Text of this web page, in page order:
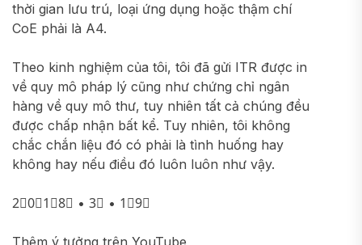
thời gian lưu trú, loại ứng dụng hoặc thậm chí
CoE phải là A4.
Theo kinh nghiệm của tôi, tôi đã gửi ITR được in
về quy mô pháp lý cũng như chứng chỉ ngân
hàng về quy mô thư, tuy nhiên tất cả chúng đều
được chấp nhận bất kể. Tuy nhiên, tôi không
chắc chắn liệu đó có phải là tình huống hay
không hay nếu điều đó luôn luôn như vậy.
2⃣0⃣1⃣8⃣ • 3⃣ • 1⃣9⃣
Thêm ý tưởng trên YouTube